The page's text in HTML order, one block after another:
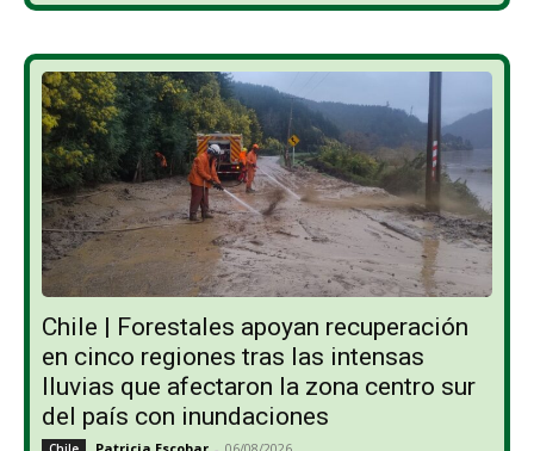
Chile | Forestales apoyan recuperación
en cinco regiones tras las intensas
lluvias que afectaron la zona centro sur
del país con inundaciones